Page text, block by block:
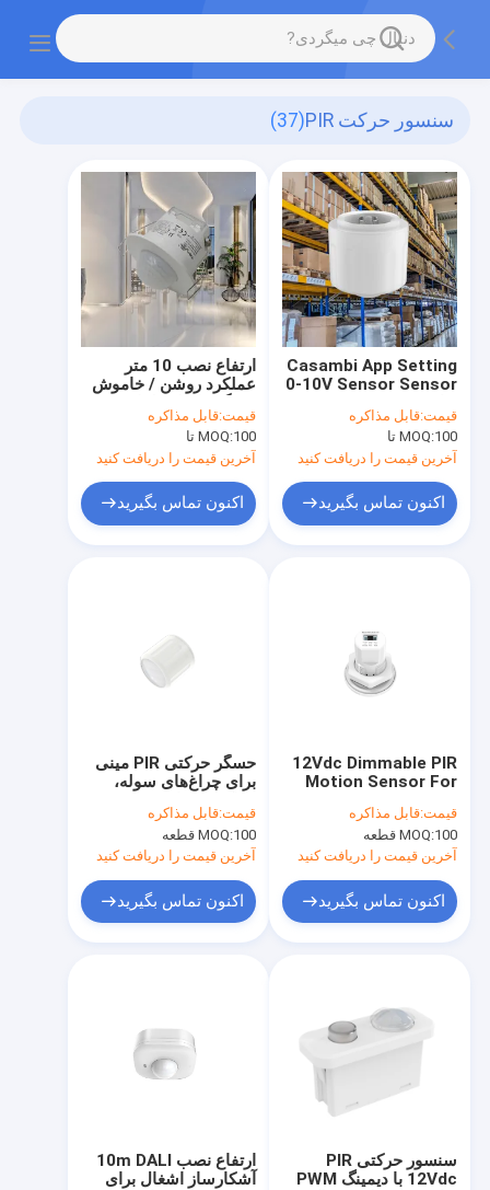
سنسور حرکت PIR (37)
ارتفاع نصب 10 متر
عملکرد روشن / خاموش
طراحی مستقل
قیمت:قابل مذاکره
MOQ:100 تا
آخرین قیمت را دریافت کنید
اکنون تماس بگیرید
Casambi App Setting
0-10V Sensor Sensor
برای اندازه گیری حرکت
قیمت:قابل مذاکره
MOQ:100 تا
آخرین قیمت را دریافت کنید
اکنون تماس بگیرید
حسگر حرکتی PIR مینی
برای چراغ‌های سوله،
متر، کنترل از راه دور
موجود
قیمت:قابل مذاکره
MOQ:100 قطعه
آخرین قیمت را دریافت کنید
اکنون تماس بگیرید
12Vdc Dimmable PIR
Motion Sensor For
Zhaga Book20
Interface, Parking
Garage Applicable
قیمت:قابل مذاکره
MOQ:100 قطعه
آخرین قیمت را دریافت کنید
اکنون تماس بگیرید
ارتفاع نصب 10m DALI
آشکارساز اشغال برای
سنسور حرکتی PIR
12Vdc با دیمینگ PWM